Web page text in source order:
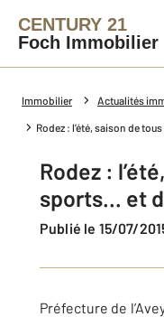
CENTURY 21
Foch Immobilier
Immobilier Actualités
Rodez : l’été, saison de
Rodez :
sports… et
Publié le 15/07/
Préfecture de